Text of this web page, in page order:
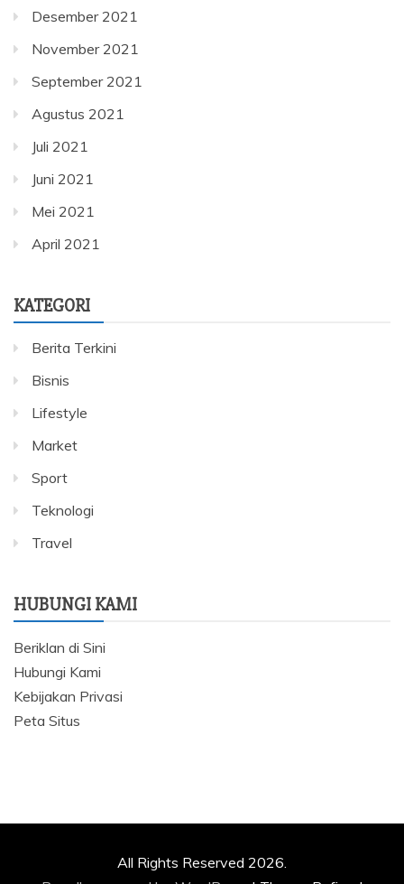
Desember 2021
November 2021
September 2021
Agustus 2021
Juli 2021
Juni 2021
Mei 2021
April 2021
KATEGORI
Berita Terkini
Bisnis
Lifestyle
Market
Sport
Teknologi
Travel
HUBUNGI KAMI
Beriklan di Sini
Hubungi Kami
Kebijakan Privasi
Peta Situs
All Rights Reserved 2026.